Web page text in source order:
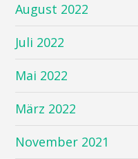
August 2022
Juli 2022
Mai 2022
März 2022
November 2021